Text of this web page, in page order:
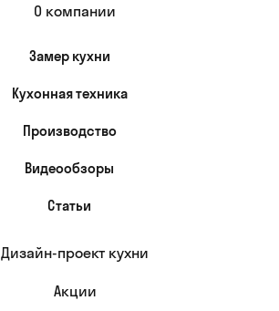
О компании
Замер кухни
Кухонная техника
Производство
Видеообзоры
Статьи
Дизайн-проект кухни
Акции